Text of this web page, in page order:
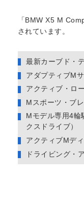
「BMW X5 M
されています。
最新カーブド・
アダプティブM
アクティブ・ロ
Mスポーツ・ブ
Mモデル専用4輪
クスドライブ）
アクティブMデ
ドライビング・